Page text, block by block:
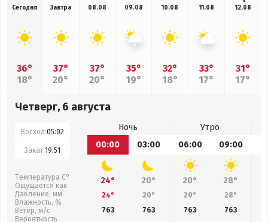
Сегодня
36°
18°
Завтра
37°
20°
08.08
37°
20°
09.08
35°
19°
10.08
32°
18°
11.08
33°
17°
12.08
31°
17°
Четверг, 6 августа
Восход:05:02
Закат:19:51
Температура С°
Ощущается как
Давление, мм
Влажность, %
Ветер, м/с
Вероятность
Ночь
Утро
00:00
03:00 06:00 09:00
24° 20° 20° 28°
24° 20° 20° 28°
763
763 763 763